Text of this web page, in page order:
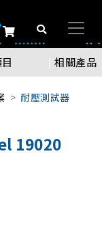
相關產品
耐壓測試器
19020